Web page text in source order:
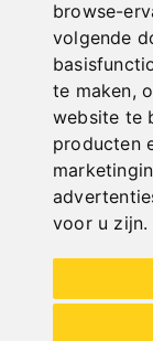
browse-
volgende
te maken,
website te
producten
voor u zijn.